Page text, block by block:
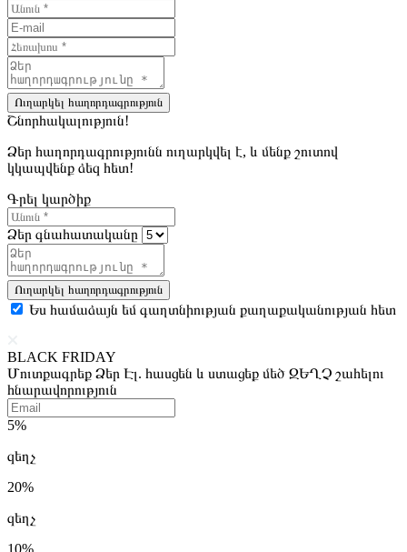
Ուղարկել հաղորդագրություն
Շնորհակալություն!
Ձեր հաղորդագրությունն ուղարկվել է, և մենք շուտով
կկապվենք ձեզ հետ!
Գրել կարծիք
Ձեր գնահատականը
Ուղարկել հաղորդագրություն
Ես համաձայն եմ գաղտնիության քաղաքականության հետ
BLACK FRIDAY
Մուտքագրեք Ձեր Էլ. հասցեն և ստացեք մեծ ԶԵՂՉ շահելու
հնարավորություն
5%
զեղչ
20%
զեղչ